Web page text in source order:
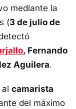
mediante la
(3 de julio de
, Fernando
Aguilera.
camarista
del máximo